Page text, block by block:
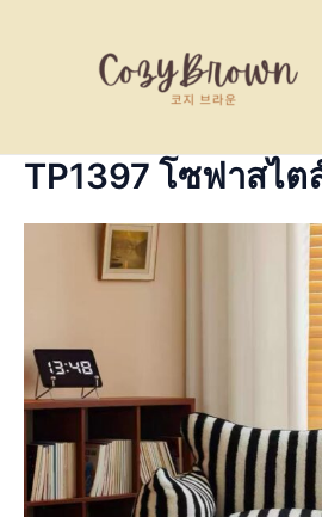
TP1397 โซฟาสไ